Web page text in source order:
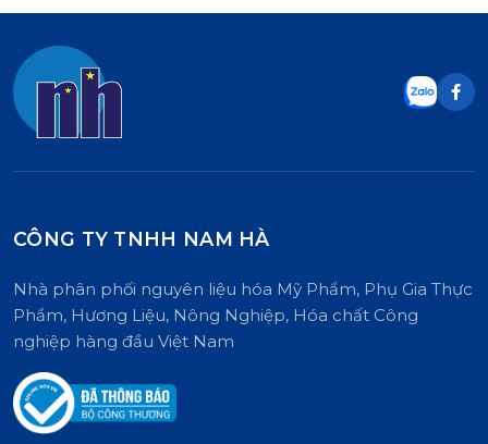
CÔNG TY TNHH NAM HÀ
Nhà phân phối nguyên liệu hóa Mỹ Phẩm, Phụ Gia Thực
Phẩm, Hương Liệu, Nông Nghiệp, Hóa chất Công
nghiệp hàng đầu Việt Nam